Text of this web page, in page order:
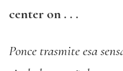
center on . . .
Ponce trasmite esa